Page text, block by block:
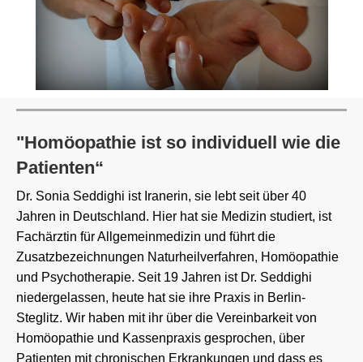
"Homöopathie ist so individuell wie die
Patienten“
Dr. Sonia Seddighi ist Iranerin, sie lebt seit über 40
Jahren in Deutschland. Hier hat sie Medizin studiert, ist
Fachärztin für Allgemeinmedizin und führt die
Zusatzbezeichnungen Naturheilverfahren, Homöopathie
und Psychotherapie. Seit 19 Jahren ist Dr. Seddighi
niedergelassen, heute hat sie ihre Praxis in Berlin-
Steglitz. Wir haben mit ihr über die Vereinbarkeit von
Homöopathie und Kassenpraxis gesprochen, über
Patienten mit chronischen Erkrankungen und dass es